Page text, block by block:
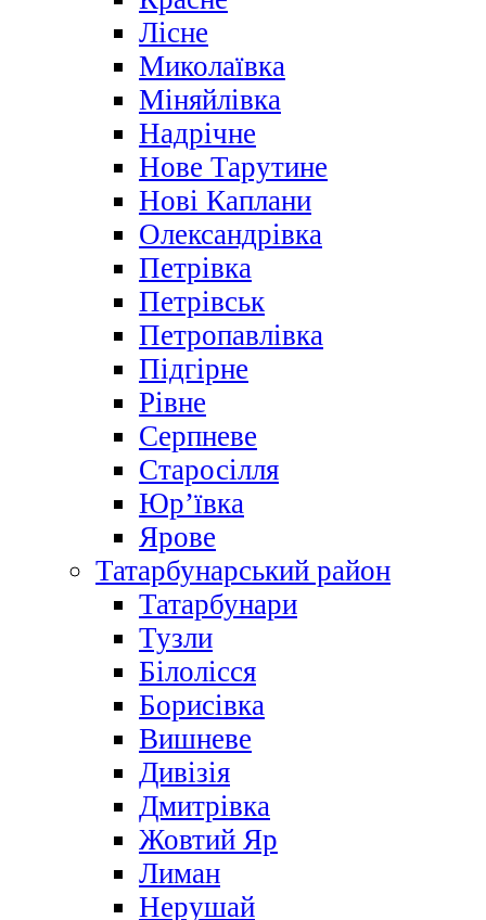
Лісне
Миколаївка
Міняйлівка
Надрічне
Нове Тарутине
Нові Каплани
Олександрівка
Петрівка
Петрівськ
Петропавлівка
Підгірне
Рівне
Серпневе
Старосілля
Юр’ївка
Ярове
Татарбунарський район
Татарбунари
Тузли
Білолісся
Борисівка
Вишневе
Дивізія
Дмитрівка
Жовтий Яр
Лиман
Нерушай